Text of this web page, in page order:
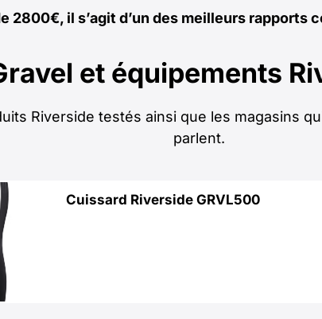
2800€, il s’agit d’un des meilleurs rapports
et équipements
Riverside testés ainsi que les magasins
parlent.
Cuissard Riverside GRVL500